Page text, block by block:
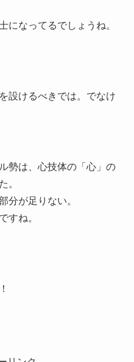
になってるでしょうね。
設けるべきでは。でなけ
勢は、心技体の「心」の
。
分が足りない。
すね。